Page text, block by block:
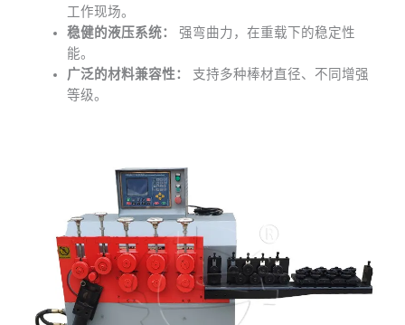
工作现场。
稳健的液压系统： 强弯曲力，在重载下的稳定性
能。
广泛的材料兼容性： 支持多种棒材直径、不同增强
等级。